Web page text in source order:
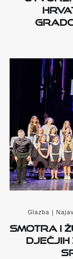
Glazba
Smotra i
dječjih